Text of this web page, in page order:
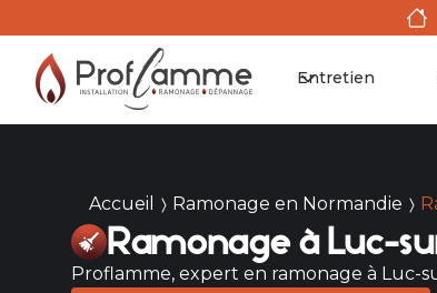
Entretien
Accueil Ramonage en Normandie
Ramonage à Luc-
Proflamme, expert en ramonage à Luc-